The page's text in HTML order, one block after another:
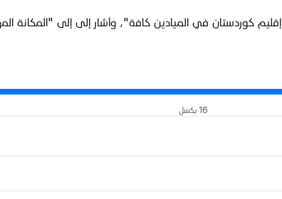
في الميادين كافة"، وأشار إلى إلى "المكانة
16 بكسل